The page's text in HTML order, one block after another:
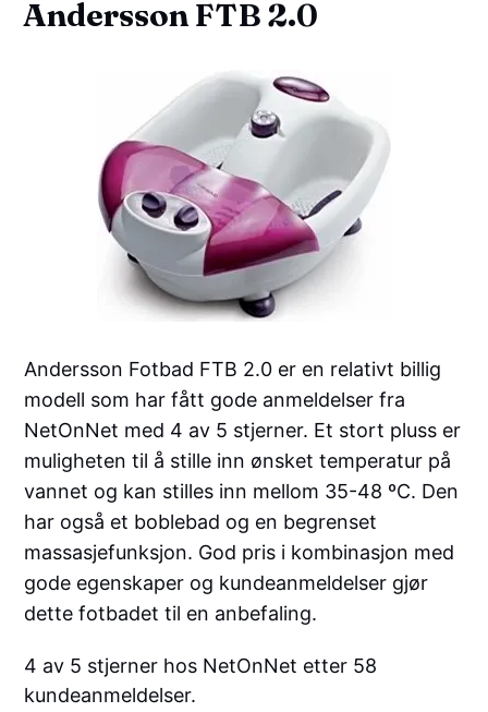
Andersson FTB 2.0
Andersson Fotbad FTB 2.0 er en relativt billig
modell som har fått gode anmeldelser fra
NetOnNet med 4 av 5 stjerner. Et stort pluss er
muligheten til å stille inn ønsket temperatur på
vannet og kan stilles inn mellom 35-48 ºC. Den
har også et boblebad og en begrenset
massasjefunksjon. God pris i kombinasjon med
gode egenskaper og kundeanmeldelser gjør
dette fotbadet til en anbefaling.
4 av 5 stjerner hos NetOnNet etter 58
kundeanmeldelser.